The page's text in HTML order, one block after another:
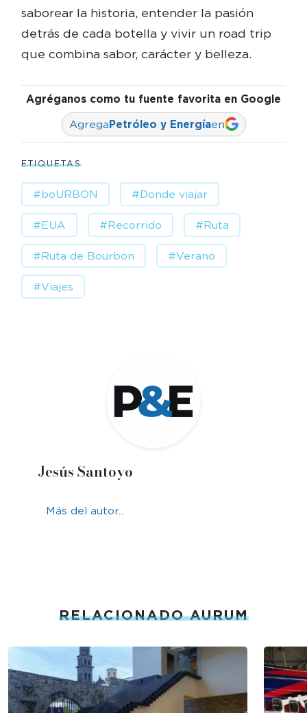
saborear la historia, entender la pasión
detrás de cada botella y vivir un road trip
que combina sabor, carácter y belleza.
Agréganos como tu fuente favorita en Google
AgregaPetróleo y Energíaen
ETIQUETAS
#boURBON #Donde viajar
#EUA #Recorrido #Ruta
#Ruta de Bourbon #Verano
#Viajes
Jesús Santoyo
Más del autor...
RELACIONADO AURUM